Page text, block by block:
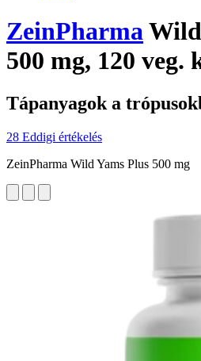
ZeinPharma
500 mg, 120 veg.
Tápanyagok a
28 Eddigi értékelés
ZeinPharma Wild Yams Plus 500 mg